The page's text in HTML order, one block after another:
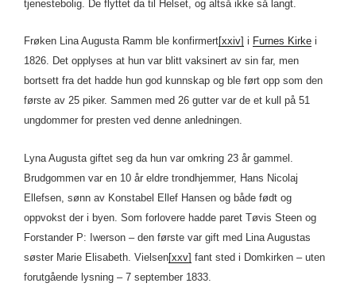
tjenestebolig. De flyttet da til Helset, og altså ikke så langt.
Frøken Lina Augusta Ramm ble konfirmert[xxiv] i Furnes Kirke i
1826. Det opplyses at hun var blitt vaksinert av sin far, men
bortsett fra det hadde hun god kunnskap og ble ført opp som den
første av 25 piker. Sammen med 26 gutter var de et kull på 51
ungdommer for presten ved denne anledningen.
Lyna Augusta giftet seg da hun var omkring 23 år gammel.
Brudgommen var en 10 år eldre trondhjemmer, Hans Nicolaj
Ellefsen, sønn av Konstabel Ellef Hansen og både født og
oppvokst der i byen. Som forlovere hadde paret Tøvis Steen og
Forstander P: Iwerson – den første var gift med Lina Augustas
søster Marie Elisabeth. Vielsen[xxv] fant sted i Domkirken – uten
forutgående lysning – 7 september 1833.